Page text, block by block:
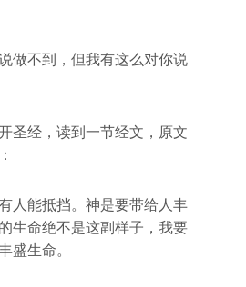
做不到，但我有这么对你说
圣经，读到一节经文，原文
人能抵挡。神是要带给人丰
生命绝不是这副样子，我要
盛生命。